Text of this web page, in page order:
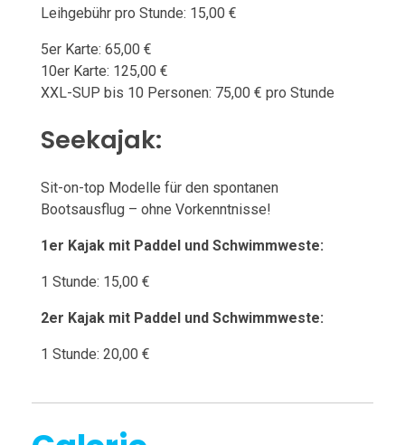
Leihgebühr pro Stunde: 15,00 €
5er Karte: 65,00 €
10er Karte: 125,00 €
XXL-SUP bis 10 Personen: 75,00 € pro Stunde
Seekajak:
Sit-on-top Modelle für den spontanen
Bootsausflug – ohne Vorkenntnisse!
1er Kajak mit Paddel und Schwimmweste:
1 Stunde: 15,00 €
2er Kajak mit Paddel und Schwimmweste:
1 Stunde: 20,00 €